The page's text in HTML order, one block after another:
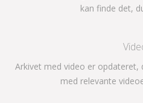
kan finde det,
Arkivet med video er opdateret,
med relevante